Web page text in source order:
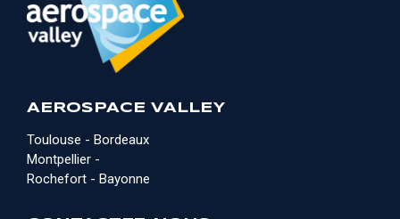
AEROSPACE VALLEY
Toulouse - Bordeaux
Montpellier -
Rochefort - Bayonne